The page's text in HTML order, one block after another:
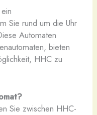
Sie rund um die Uhr
Automaten
bieten
HHC zu
Sie zwischen HHC-